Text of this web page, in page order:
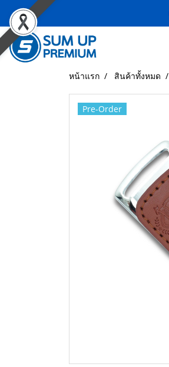
หน้าแรก สินค้าทั้งหมด
Pre-Order